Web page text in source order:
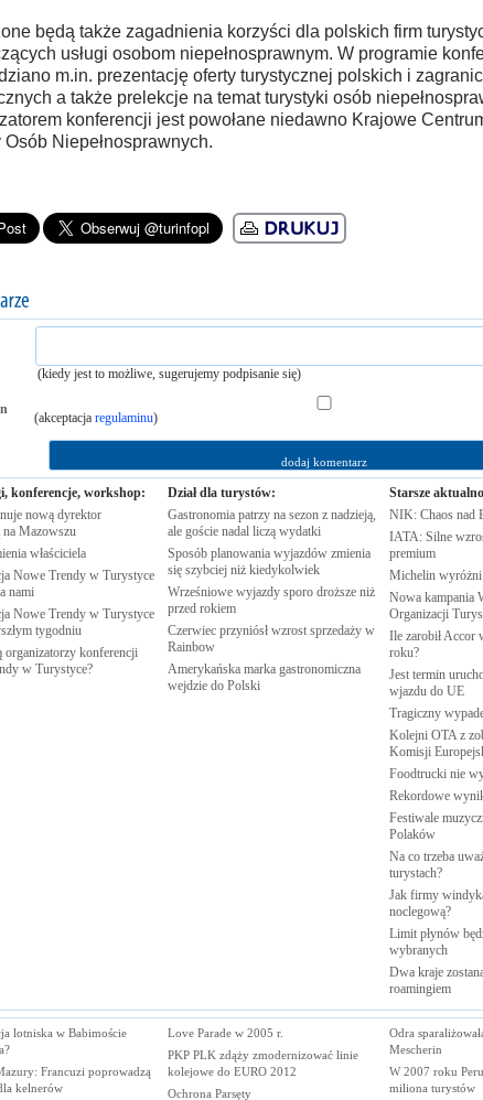
będą także zagadnienia korzyści dla polskich firm
usługi osobom niepełnosprawnym. W programie
m.in. prezentację oferty turystycznej polskich i
a także prelekcje na temat turystyki osób
konferencji jest powołane niedawno Krajowe
Osób Niepełnosprawnych.
(kiedy jest to możliwe, sugerujemy podpisanie się)
(akceptacja regulaminu)
konferencje, workshop:
nową dyrektor
na Mazowszu
właściciela
Nowe Trendy w Turystyce
nami
Nowe Trendy w Turystyce
tygodniu
organizatorzy konferencji
w Turystyce?
Dział dla turystów:
Gastronomia patrzy na sezon z nadzieją,
ale goście nadal liczą wydatki
Sposób planowania wyjazdów zmienia
się szybciej niż kiedykolwiek
Wrześniowe wyjazdy sporo droższe niż
przed rokiem
Czerwiec przyniósł wzrost sprzedaży w
Rainbow
Amerykańska marka gastronomiczna
wejdzie do Polski
Starsze
NIK: Chaos nad
IATA: Silne
premium
Michelin wyróżni
Nowa kampania
Organizacji
Ile zarobił Accor
roku?
Jest termin
wjazdu do UE
Tragiczny
Kolejni OTA z
Komisji
Foodtrucki nie
Rekordowe
Festiwale
Polaków
Na co trzeba
turystach?
Jak firmy
noclegową?
Limit płynów
wybranych
Dwa kraje
roamingiem
lotniska w Babimoście
Francuzi poprowadzą
kelnerów
Love Parade w 2005 r.
PKP PLK zdąży zmodernizować linie
kolejowe do EURO 2012
Ochrona Parsęty
Odra
Mescherin
W 2007 roku
miliona turystów